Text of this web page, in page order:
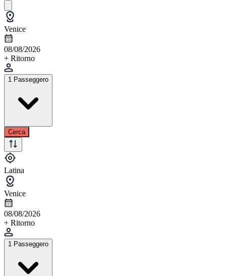
Venice
08/08/2026
+ Ritorno
1 Passeggero
Cerca
Latina
Venice
08/08/2026
+ Ritorno
1 Passeggero